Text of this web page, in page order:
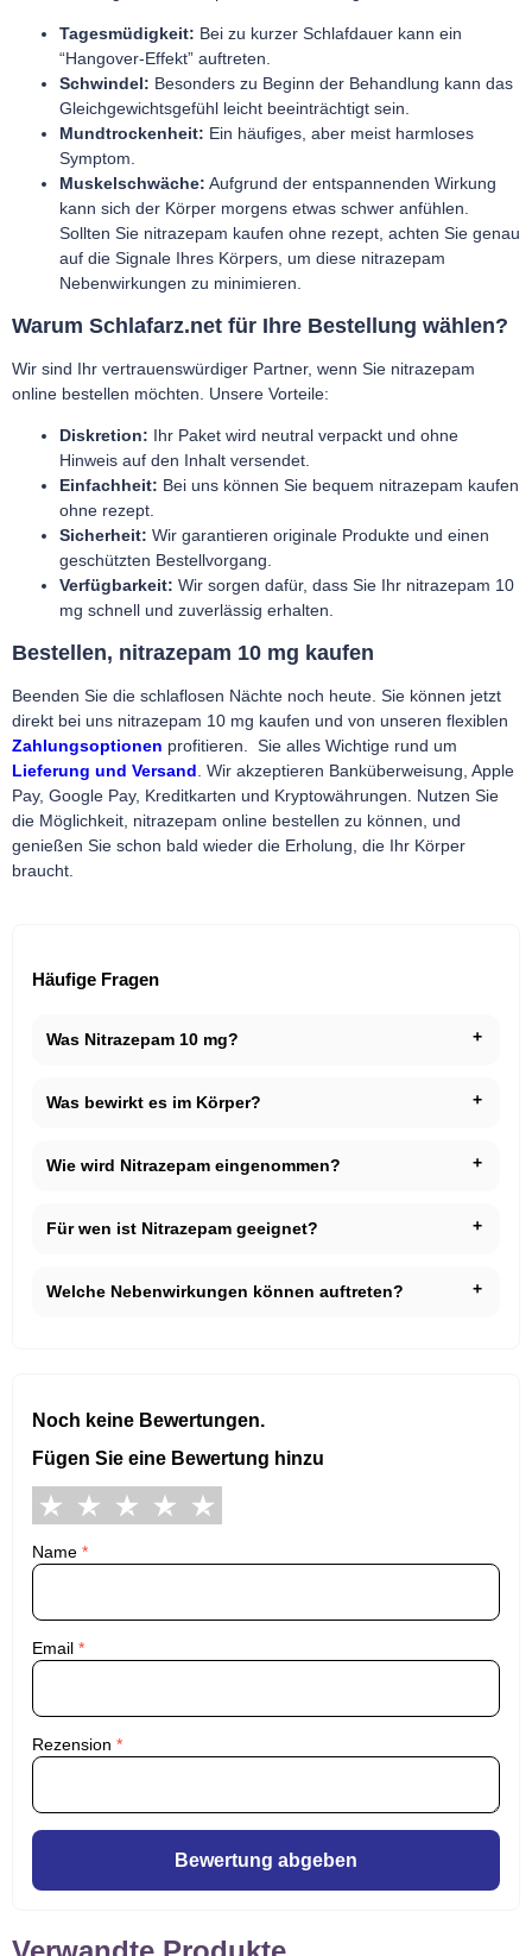
Tagesmüdigkeit: Bei zu kurzer Schlafdauer kann ein
“Hangover-Effekt” auftreten.
Schwindel: Besonders zu Beginn der Behandlung kann das
Gleichgewichtsgefühl leicht beeinträchtigt sein.
Mundtrockenheit: Ein häufiges, aber meist harmloses
Symptom.
Muskelschwäche: Aufgrund der entspannenden Wirkung
kann sich der Körper morgens etwas schwer anfühlen.
Sollten Sie nitrazepam kaufen ohne rezept, achten Sie genau
auf die Signale Ihres Körpers, um diese nitrazepam
Nebenwirkungen zu minimieren.
Warum Schlafarz.net für Ihre Bestellung wählen?
Wir sind Ihr vertrauenswürdiger Partner, wenn Sie nitrazepam
online bestellen möchten. Unsere Vorteile:
Diskretion: Ihr Paket wird neutral verpackt und ohne
Hinweis auf den Inhalt versendet.
Einfachheit: Bei uns können Sie bequem nitrazepam kaufen
ohne rezept.
Sicherheit: Wir garantieren originale Produkte und einen
geschützten Bestellvorgang.
Verfügbarkeit: Wir sorgen dafür, dass Sie Ihr nitrazepam 10
mg schnell und zuverlässig erhalten.
Bestellen, nitrazepam 10 mg kaufen
Beenden Sie die schlaflosen Nächte noch heute. Sie können jetzt
direkt bei uns nitrazepam 10 mg kaufen und von unseren flexiblen
Zahlungsoptionen profitieren. Sie alles Wichtige rund um
Lieferung und Versand Wir akzeptieren Banküberweisung , Apple
Pay, Google Pay, Kreditkarten und Kryptowährungen. Nutzen Sie
die Möglichkeit, nitrazepam online bestellen zu können, und
genießen Sie schon bald wieder die Erholung, die Ihr Körper
braucht.
Häufige Fragen
Was Nitrazepam 10 mg?
Was bewirkt es im Körper?
Wie wird Nitrazepam eingenommen?
Für wen ist Nitrazepam geeignet?
Welche Nebenwirkungen können auftreten?
Noch keine Bewertungen.
Fügen Sie eine Bewertung hinzu
Name *
Email *
Rezension *
Bewertung abgeben